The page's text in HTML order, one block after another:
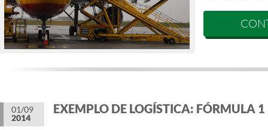
01/09
2014
EXEMPLO DE LOGÍSTICA: FÓRMULA 1